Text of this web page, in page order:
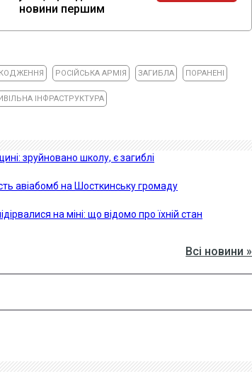
новини першим
РОСІЙСЬКА АРМІЯ ЗАГИБЛА ПОРАНЕНІ
ІНФРАСТРУКТУРА
зруйновано школу, є загиблі
авіабомб на Шосткинську громаду
на міні: що відомо про їхній стан
Всі новини »